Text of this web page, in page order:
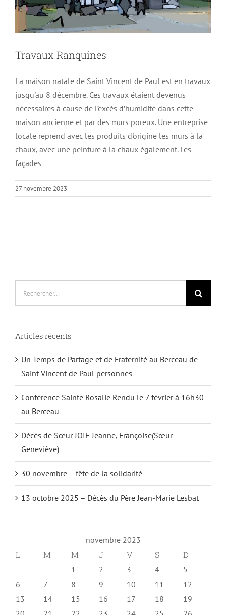
Travaux Ranquines
La maison natale de Saint Vincent de Paul est en travaux
jusqu'au 8 décembre. Ces travaux étaient devenus
nécessaires à cause de l’excès d’humidité dans cette
maison ancienne et par des murs poreux. Une entreprise
locale reprend avec les produits d'origine les murs à la
chaux, avec une peinture à la chaux également. Les
façades
27 novembre 2023
Articles récents
Un Temps de Partage et de Fraternité au Berceau de
Saint Vincent de Paul personnes
Conférence Sainte Rosalie Rendu le 7 février à 16h30
au Berceau
Décès de Sœur JOIE Jeanne, Françoise(Sœur
Geneviève)
30 novembre – fête de la solidarité
13 octobre 2025 – Décès du Père Jean-Marie Lesbat
novembre 2023
L M M J V S D
1 2 3 4
5
6
7 8 9 10 11
12
13
14 15 16 17 18
19